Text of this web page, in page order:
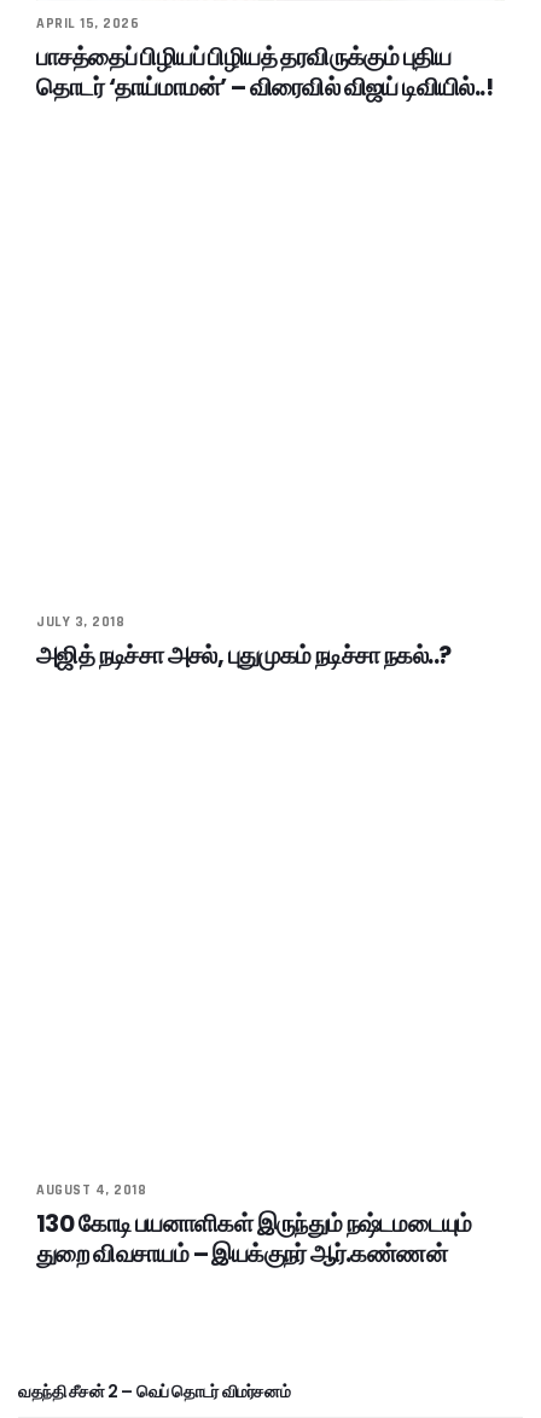
APRIL 15, 2026
பாசத்தைப் பிழியப் பிழியத் தரவிருக்கும் புதிய
தொடர் ‘தாய்மாமன்’ – விரைவில் விஜய் டிவியில்..!
JULY 3, 2018
அஜித் நடிச்சா அசல், புதுமுகம் நடிச்சா நகல்..?
AUGUST 4, 2018
130 கோடி பயனாளிகள் இருந்தும் நஷ்டமடையும்
துறை விவசாயம் – இயக்குநர் ஆர்.கண்ணன்
வதந்தி சீசன் 2 – வெப் தொடர் விமர்சனம்